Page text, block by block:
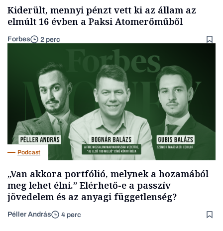
Kiderült, mennyi pénzt vett ki az állam az
elmúlt 16 évben a Paksi Atomerőműből
Forbes 2 perc
Podcast
„Van akkora portfólió, melynek a hozamából
meg lehet élni.” Elérhető-e a passzív
jövedelem és az anyagi függetlenség?
Péller András 4 perc